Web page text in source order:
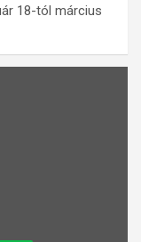
18-tól március